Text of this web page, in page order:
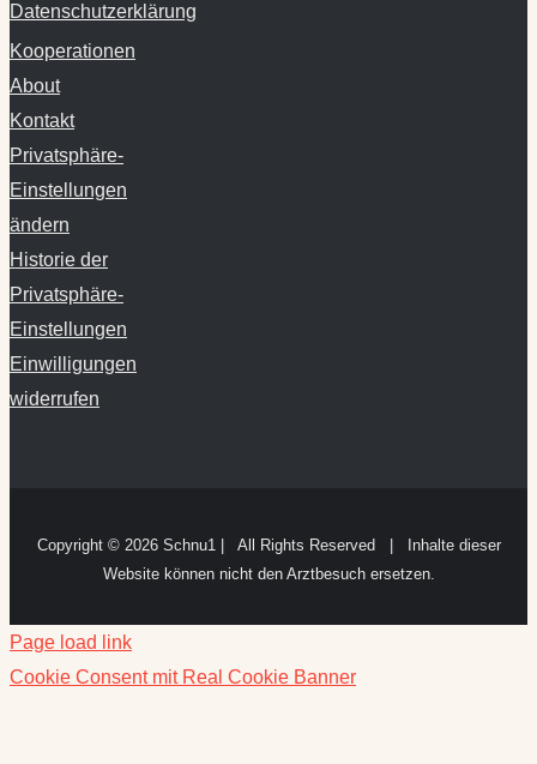
Datenschutzerklärung
Kooperationen
About
Kontakt
Privatsphäre-
Einstellungen
ändern
Historie der
Privatsphäre-
Einstellungen
Einwilligungen
widerrufen
Copyright © 2026 Schnu1 | All Rights Reserved | Inhalte dieser
Website können nicht den Arztbesuch ersetzen.
Page load link
Cookie Consent mit Real Cookie Banner